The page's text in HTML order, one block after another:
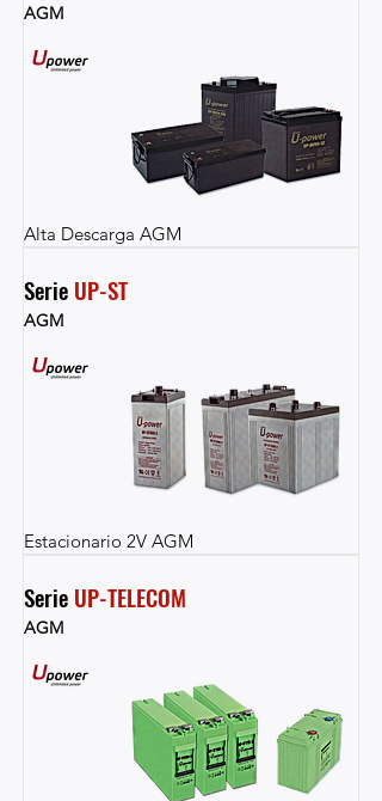
AGM
Alta Descarga AGM
Serie UP-ST
AGM
Estacionario 2V AGM
Serie UP-TELECOM
AGM